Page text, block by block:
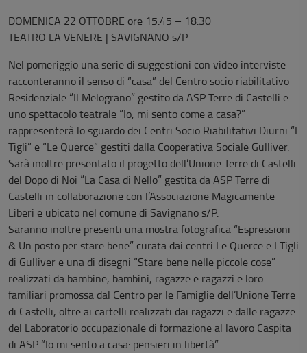
DOMENICA 22 OTTOBRE ore 15.45 – 18.30
TEATRO LA VENERE | SAVIGNANO s/P
Nel pomeriggio una serie di suggestioni con video interviste
racconteranno il senso di “casa” del Centro socio riabilitativo
Residenziale “Il Melograno” gestito da ASP Terre di Castelli e
uno spettacolo teatrale “Io, mi sento come a casa?”
rappresenterà lo sguardo dei Centri Socio Riabilitativi Diurni “I
Tigli” e “Le Querce” gestiti dalla Cooperativa Sociale Gulliver.
Sarà inoltre presentato il progetto dell’Unione Terre di Castelli
del Dopo di Noi “La Casa di Nello” gestita da ASP Terre di
Castelli in collaborazione con l’Associazione Magicamente
Liberi e ubicato nel comune di Savignano s/P.
Saranno inoltre presenti una mostra fotografica “Espressioni
& Un posto per stare bene” curata dai centri Le Querce e I Tigli
di Gulliver e una di disegni “Stare bene nelle piccole cose”
realizzati da bambine, bambini, ragazze e ragazzi e loro
familiari promossa dal Centro per le Famiglie dell’Unione Terre
di Castelli, oltre ai cartelli realizzati dai ragazzi e dalle ragazze
del Laboratorio occupazionale di formazione al lavoro Caspita
di ASP “Io mi sento a casa: pensieri in libertà”.